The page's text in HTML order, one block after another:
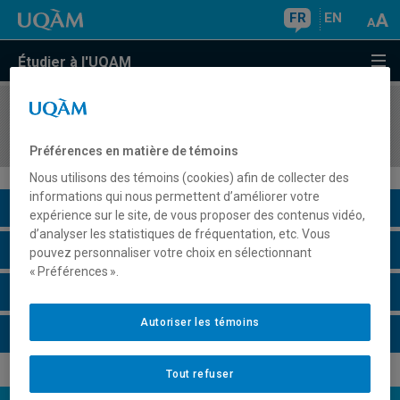
FR EN
Étudier à l'UQAM
COURS//
Description du cours
Horaire - Été 2026
Préférences en matière de témoins
Nous utilisons des témoins (cookies) afin de collecter des
informations qui nous permettent d’améliorer votre
expérience sur le site, de vous proposer des contenus vidéo,
d’analyser les statistiques de fréquentation, etc. Vous
pouvez personnaliser votre choix en sélectionnant
« Préférences ».
Tout refuser
Autoriser les témoins